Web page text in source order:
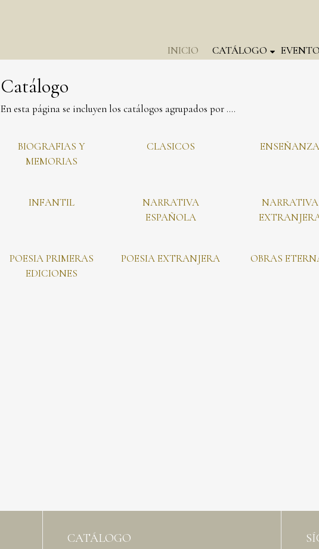
INICIO CATÁLOGO
Catálogo
En esta página se incluyen los catálogos agrupados por ....
BIOGRAFIAS Y
MEMORIAS
CLASICOS ENSEÑANZA
INFANTIL
NARRATIVA
ESPAÑOLA
NARRATIVA
POESIA PRIMERAS
EDICIONES
POESIA EXTRANJERA OBRAS
CATÁLOGO